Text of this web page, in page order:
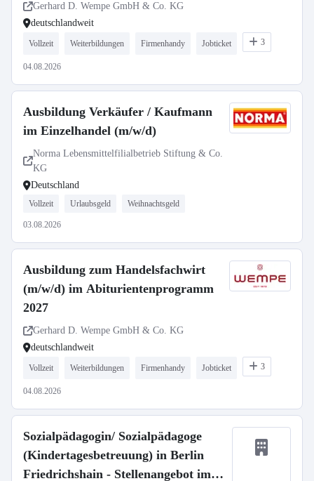
Gerhard D. Wempe GmbH & Co. KG
deutschlandweit
Vollzeit Weiterbildungen Firmenhandy Jobticket 3
04.08.2026
Ausbildung Verkäufer / Kaufmann
im Einzelhandel (m/w/d)
Norma Lebensmittelfilialbetrieb Stiftung & Co.
KG
Deutschland
Vollzeit Urlaubsgeld Weihnachtsgeld
03.08.2026
Ausbildung zum Handelsfachwirt
(m/w/d) im Abiturientenprogramm
2027
Gerhard D. Wempe GmbH & Co. KG
deutschlandweit
Vollzeit Weiterbildungen Firmenhandy Jobticket 3
04.08.2026
Sozialpädagogin/ Sozialpädagoge
(Kindertagesbetreuung) in Berlin
Friedrichshain - Stellenangebot im